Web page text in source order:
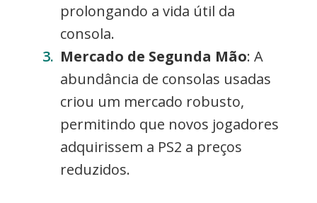
prolongando a vida útil da
consola.
Mercado de Segunda Mão: A
abundância de consolas usadas
criou um mercado robusto,
permitindo que novos jogadores
adquirissem a PS2 a preços
reduzidos.